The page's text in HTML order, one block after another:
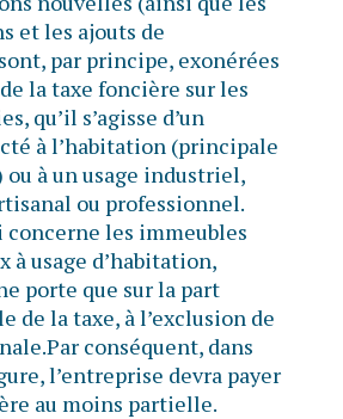
et les ajouts de
par principe, exonérées
la taxe foncière sur les
qu’il s’agisse d’un
à l’habitation (principale
ou à un usage industriel,
ou professionnel.
concerne les immeubles
à usage d’habitation,
porte que sur la part
de la taxe, à l’exclusion de
conséquent, dans
l’entreprise devra payer
au moins partielle.